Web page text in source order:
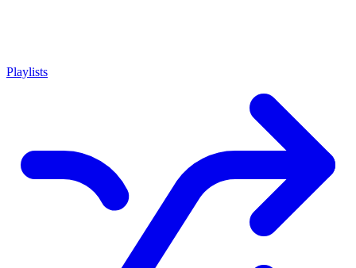
Playlists